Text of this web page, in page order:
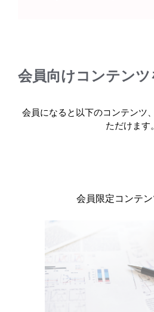
あえて時間をかけて、丁寧に着
当院の腎移植件数は年間10〜20例
り数多く手がけている移植施設は
す。私たちもやろうと思えば年間
間かけて走っている感覚と言える
腎臓内科との連携は論文や学会
腎臓内科と連携していますが、特
してくれています。退院後1年ほ
会員向けコンテン
会員になると以下のコンテンツ
ただけます
会員限定コンテ